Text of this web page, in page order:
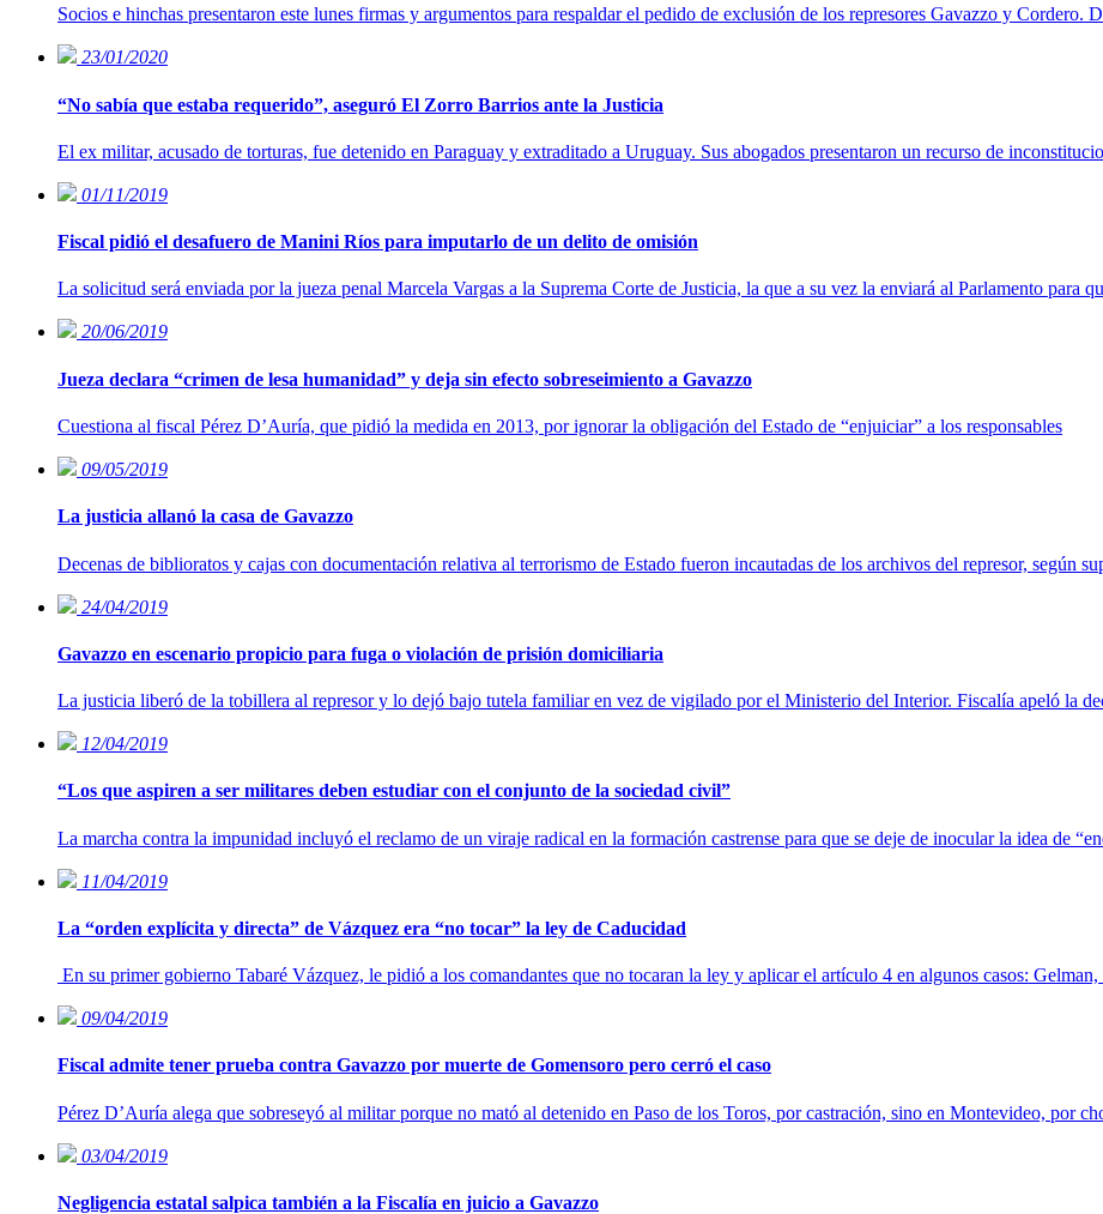
Socios e hinchas presentaron este lunes firmas y argumentos para respaldar el pedido de exclusión de los represores Gavazzo y Cordero.
23/01/2020
“No sabía que estaba requerido”, aseguró El Zorro Barrios ante la Justicia
El ex militar, acusado de torturas, fue detenido en Paraguay y extraditado a Uruguay. Sus abogados presentaron un recurso de
01/11/2019
Fiscal pidió el desafuero de Manini Ríos para imputarlo de un delito de omisión
La solicitud será enviada por la jueza penal Marcela Vargas a la Suprema Corte de Justicia, la que a su vez la enviará al Parlamento para
20/06/2019
Jueza declara “crimen de lesa humanidad” y deja sin efecto sobreseimiento a Gavazzo
Cuestiona al fiscal Pérez D’Auría, que pidió la medida en 2013, por ignorar la obligación del Estado de “enjuiciar” a los responsables
09/05/2019
La justicia allanó la casa de Gavazzo
Decenas de biblioratos y cajas con documentación relativa al terrorismo de Estado fueron incautadas de los archivos del represor, según
24/04/2019
Gavazzo en escenario propicio para fuga o violación de prisión domiciliaria
La justicia liberó de la tobillera al represor y lo dejó bajo tutela familiar en vez de vigilado por el Ministerio del Interior. Fiscalía apeló la
12/04/2019
“Los que aspiren a ser militares deben estudiar con el conjunto de la sociedad civil”
La marcha contra la impunidad incluyó el reclamo de un viraje radical en la formación castrense para que se deje de inocular la idea de
11/04/2019
La “orden explícita y directa” de Vázquez era “no tocar” la ley de Caducidad
En su primer gobierno Tabaré Vázquez, le pidió a los comandantes que no tocaran la ley y aplicar el artículo 4 en algunos casos:
09/04/2019
Fiscal admite tener prueba contra Gavazzo por muerte de Gomensoro pero cerró el caso
Pérez D’Auría alega que sobreseyó al militar porque no mató al detenido en Paso de los Toros, por castración, sino en Montevideo, por
03/04/2019
Negligencia estatal salpica también a la Fiscalía en juicio a Gavazzo